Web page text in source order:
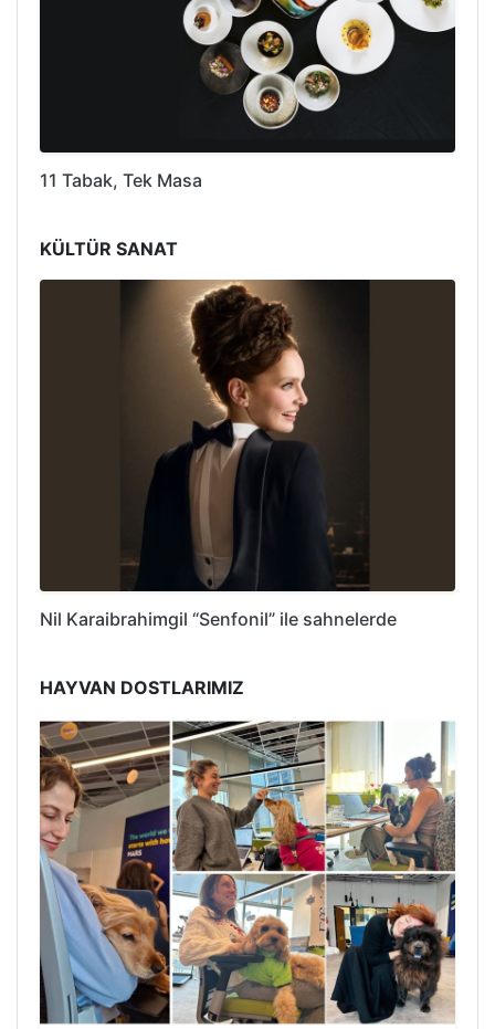
11 Tabak, Tek Masa
KÜLTÜR SANAT
Nil Karaibrahimgil “Senfonil” ile sahnelerde
HAYVAN DOSTLARIMIZ